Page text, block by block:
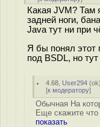
Какая JVM? Там
задней ноги,
Java тут ни при
Я бы понял
под BSDL, но
4.68 User294 (ok
[к модератору]
Обычная На
Еще скажите
показать